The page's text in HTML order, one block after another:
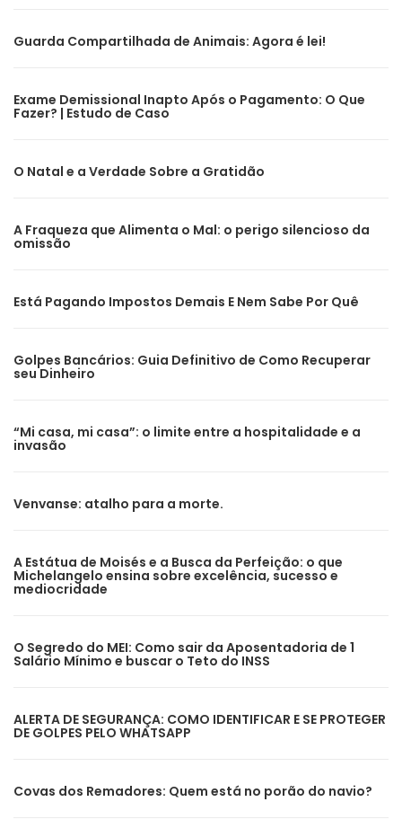
Guarda Compartilhada de Animais: Agora é lei!
Exame Demissional Inapto Após o Pagamento: O Que
Fazer? | Estudo de Caso
O Natal e a Verdade Sobre a Gratidão
A Fraqueza que Alimenta o Mal: o perigo silencioso da
omissão
Está Pagando Impostos Demais E Nem Sabe Por Quê
Golpes Bancários: Guia Definitivo de Como Recuperar
seu Dinheiro
“Mi casa, mi casa”: o limite entre a hospitalidade e a
invasão
Venvanse: atalho para a morte.
A Estátua de Moisés e a Busca da Perfeição: o que
Michelangelo ensina sobre excelência, sucesso e
mediocridade
O Segredo do MEI: Como sair da Aposentadoria de 1
Salário Mínimo e buscar o Teto do INSS
ALERTA DE SEGURANÇA: COMO IDENTIFICAR E SE PROTEGER
DE GOLPES PELO WHATSAPP
Covas dos Remadores: Quem está no porão do navio?